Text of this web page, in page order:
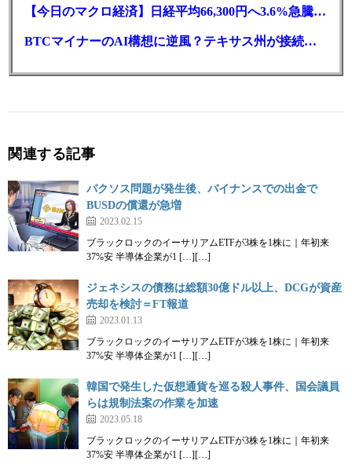
【今日のマクロ経済】日経平均66,300円へ3.6%急騰もAI投資回収懸念が再燃
BTCマイナーのAI構想に逆風？テキサス州が接続審査を厳格化
関連する記事
パクソス問題が発生後、バイナンスでの出金で
BUSDの償還が急増
2023.02.15
ブラックロックのイーサリアムETFが3株を1株に｜年初来
37%安 半導体企業が1 […][…]
ジェネシスの債務は総額30億ドル以上、DCGが資産
売却を検討＝FT報道
2023.01.13
ブラックロックのイーサリアムETFが3株を1株に｜年初来
37%安 半導体企業が1 […][…]
韓国で発生した仮想通貨を巡る殺人事件、国会議員
らは規制法案の作業を加速
2023.05.18
ブラックロックのイーサリアムETFが3株を1株に｜年初来
37%安 半導体企業が1 […][…]